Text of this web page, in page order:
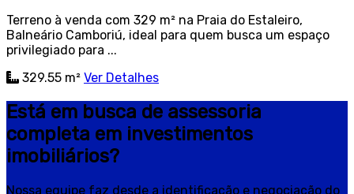
Terreno à venda com 329 m² na Praia do Estaleiro,
Balneário Camboriú, ideal para quem busca um espaço
privilegiado para ...
329.55 m² Ver Detalhes
Está em busca de assessoria
completa em investimentos
imobiliários?
Nossa equipe faz desde a identificação e negociação do